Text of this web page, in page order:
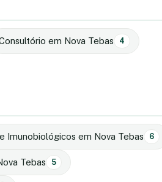
em Nova Tebas 4
Imunobiológicos em Nova Tebas 6
Tebas 5